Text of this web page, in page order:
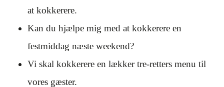
at kokkerere.
Kan du hjælpe mig med at kokkerere en
festmiddag næste weekend?
Vi skal kokkerere en lækker tre-retters menu til
vores gæster.